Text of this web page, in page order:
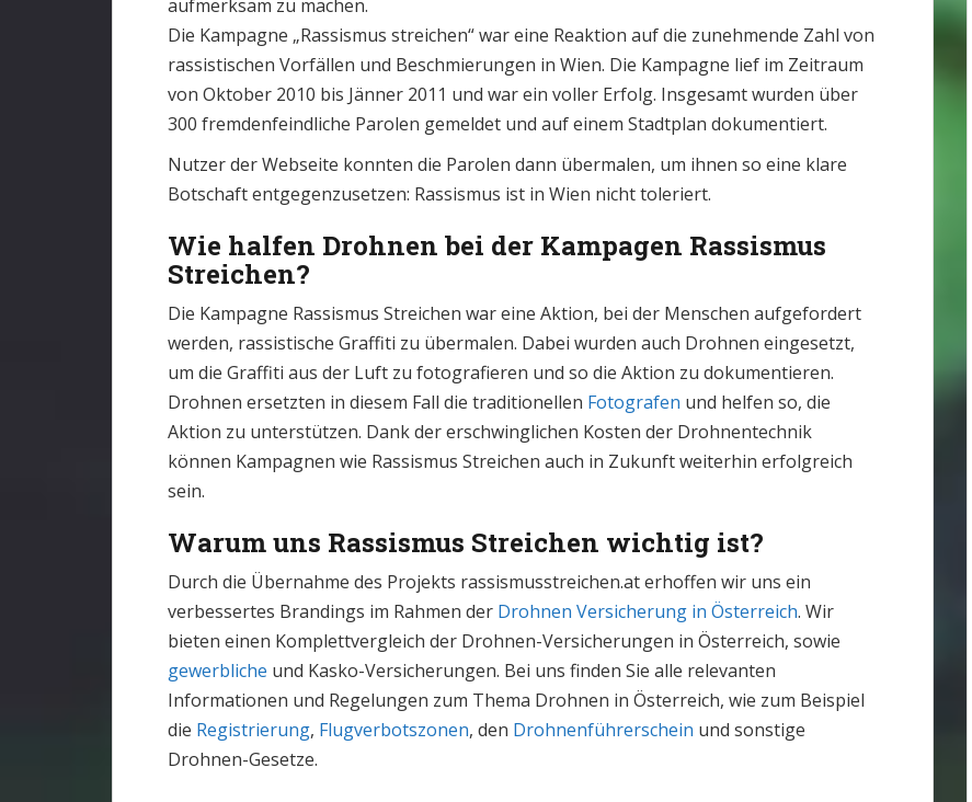
aufmerksam zu machen.
Die Kampagne „Rassismus streichen“ war eine Reaktion auf die zunehmende Zahl von
rassistischen Vorfällen und Beschmierungen in Wien. Die Kampagne lief im Zeitraum
von Oktober 2010 bis Jänner 2011 und war ein voller Erfolg. Insgesamt wurden über
300 fremdenfeindliche Parolen gemeldet und auf einem Stadtplan dokumentiert.
Nutzer der Webseite konnten die Parolen dann übermalen, um ihnen so eine klare
Botschaft entgegenzusetzen: Rassismus ist in Wien nicht toleriert.
Wie halfen Drohnen bei der Kampagen Rassismus
Streichen?
Die Kampagne Rassismus Streichen war eine Aktion, bei der Menschen aufgefordert
werden, rassistische Graffiti zu übermalen. Dabei wurden auch Drohnen eingesetzt,
um die Graffiti aus der Luft zu fotografieren und so die Aktion zu dokumentieren.
Drohnen ersetzten in diesem Fall die traditionellen Fotografen und helfen so, die
Aktion zu unterstützen. Dank der erschwinglichen Kosten der Drohnentechnik
können Kampagnen wie Rassismus Streichen auch in Zukunft weiterhin erfolgreich
sein.
Warum uns Rassismus Streichen wichtig ist?
Durch die Übernahme des Projekts rassismusstreichen.at erhoffen wir uns ein
verbessertes Brandings im Rahmen der Drohnen Versicherung in Österreich. Wir
bieten einen Komplettvergleich der Drohnen-Versicherungen in Österreich, sowie
gewerbliche und Kasko-Versicherungen. Bei uns finden Sie alle relevanten
Informationen und Regelungen zum Thema Drohnen in Österreich, wie zum Beispiel
die Registrierung, Flugverbotszonen, den Drohnenführerschein und sonstige
Drohnen-Gesetze.